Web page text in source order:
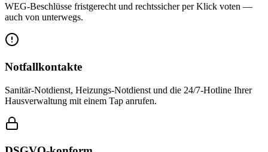
WEG-Beschlüsse fristgerecht und rechtssicher per Klick voten —
auch von unterwegs.
Notfallkontakte
Sanitär-Notdienst, Heizungs-Notdienst und die 24/7-Hotline Ihrer
Hausverwaltung mit einem Tap anrufen.